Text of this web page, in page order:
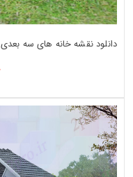
دانلود نقشه خانه های سه بعدی BHK تریدی مجتمع مسکونی (کد85275)